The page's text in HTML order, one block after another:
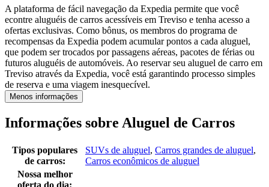
A plataforma de fácil navegação da Expedia permite que você
econtre aluguéis de carros acessíveis em Treviso e tenha acesso a
ofertas exclusivas. Como bônus, os membros do programa de
recompensas da Expedia podem acumular pontos a cada aluguel,
que podem ser trocados por passagens aéreas, pacotes de férias ou
futuros aluguéis de automóveis. Ao reservar seu aluguel de carro em
Treviso através da Expedia, você está garantindo processo simples
de reserva e uma viagem inesquecível.
Menos informações
Informações sobre Aluguel de Carros
Tipos populares
de carros:
SUVs de aluguel, Carros grandes de aluguel,
Carros econômicos de aluguel
Nossa melhor
oferta do dia: